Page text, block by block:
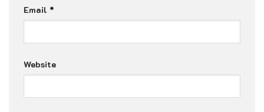
Email *
Website